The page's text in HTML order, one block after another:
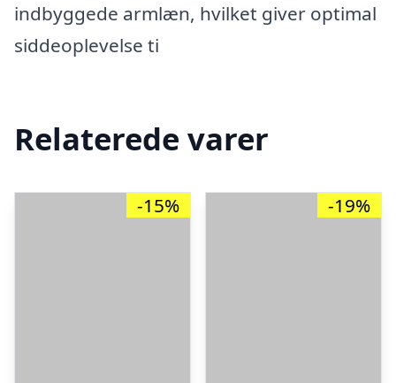
indbyggede armlæn, hvilket giver optimal
siddeoplevelse ti
Relaterede varer
-15% -19%